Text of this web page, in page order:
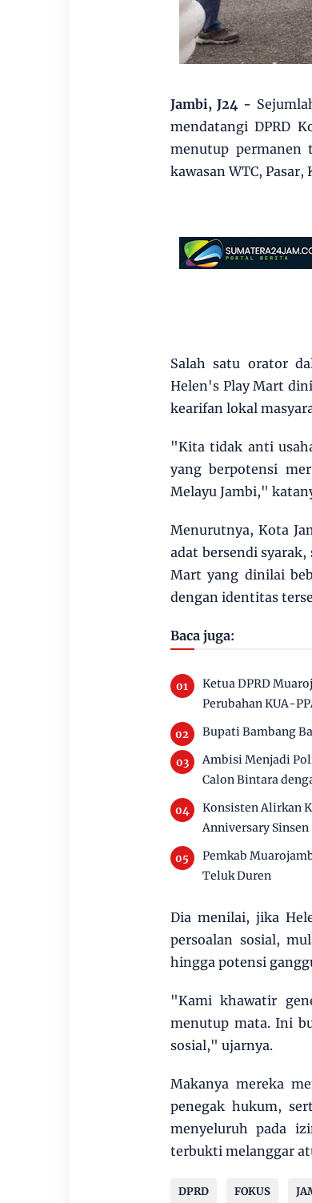
Jambi, J24 -
mendatangi DPRD
menutup permanen
kawasan WTC,
Salah satu orator
Helen's Play Mart
kearifan lokal
"Kita tidak anti
yang berpotensi
Melayu Jambi,"
Menurutnya, Kota
adat bersendi
Mart yang dinilai
dengan identitas
Baca juga:
Ketua DPRD
Perubahan KUA-
Bupati Bambang
Ambisi Menjadi
Calon Bintara
Konsisten Alirkan
Anniversary Sinsen
Pemkab
Teluk Duren
Dia menilai, jika
persoalan sosial,
hingga potensi
"Kami khawatir
menutup mata. Ini
sosial," ujarnya.
Makanya mereka
penegak hukum,
menyeluruh pada
terbukti melanggar
DPRD FOKUS